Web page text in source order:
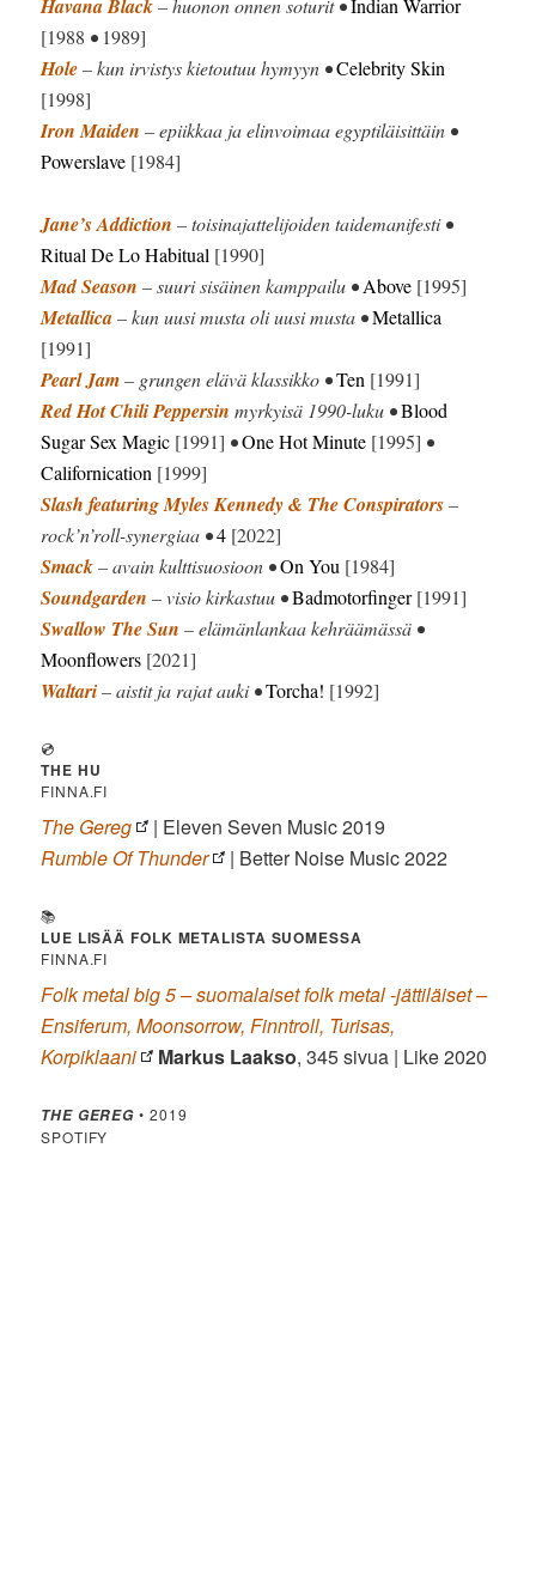
Havana Black
[1988 •1989]
Hole– kun irvistys kietoutuu hymyyn •Celebrity Skin
[1998]
Iron Maiden – epiikkaa ja elinvoimaa egyptiläisittäin •
Powerslave [1984]
Jane’s Addiction – toisinajattelijoiden taidemanifesti •
Ritual De Lo Habitual [1990]
Mad Season – suuri sisäinen kamppailu •Above [1995]
Metallica– kun uusi musta oli uusi musta •Metallica
[1991]
Pearl Jam– grungen elävä klassikko •Ten [1991]
Red Hot Chili Peppersin myrkyisä 1990-luku •Blood
Sugar Sex Magic [1991] •One Hot Minute [1995] •
Californication [1999]
Slash featuring Myles Kennedy & The Conspirators–
rock’n’roll-synergiaa •4 [2022]
Smack– avain kulttisuosioon •On You [1984]
Soundgarden – visio kirkastuu •Badmotorfinger[1991]
Swallow The Sun – elämänlankaa kehräämässä •
Moonflowers [2021]
Waltari– aistit ja rajat auki •Torcha! [1992]
💿
THE HU
FINNA.FI
The Gereg
| Eleven Seven Music 2019
Rumble Of Thunder
| Better Noise Music 2022
📚
LUE LISÄÄ FOLK METALISTA SUOMESSA
FINNA.FI
Folk metal big 5 – suomalaiset folk metal -jättiläiset –
Ensiferum, Moonsorrow, Finntroll, Turisas,
Korpiklaani
Markus Laakso, 345 sivua | Like 2020
THE GEREG • 2019
SPOTIFY